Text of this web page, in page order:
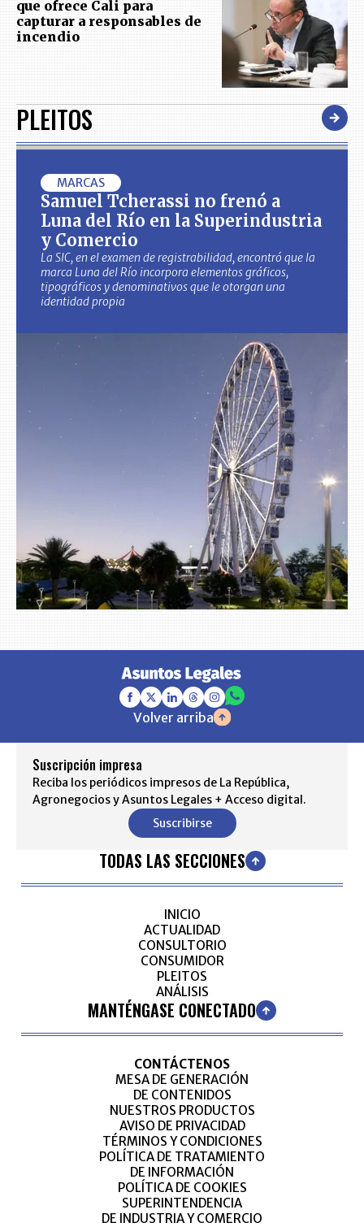
que ofrece Cali para
capturar a responsables de
incendio
PLEITOS
MARCAS
Samuel Tcherassi no frenó a
Luna del Río en la Superindustria
y Comercio
La SIC, en el examen de registrabilidad, encontró que la
marca Luna del Río incorpora elementos gráficos,
tipográficos y denominativos que le otorgan una
identidad propia
Volver arriba
Suscripción impresa
Reciba los periódicos impresos de La República,
Agronegocios y Asuntos Legales + Acceso digital.
Suscribirse
TODAS LAS SECCIONES
INICIO
ACTUALIDAD
CONSULTORIO
CONSUMIDOR
PLEITOS
ANÁLISIS
MANTÉNGASE CONECTADO
CONTÁCTENOS
MESA DE GENERACIÓN
DE CONTENIDOS
NUESTROS PRODUCTOS
AVISO DE PRIVACIDAD
TÉRMINOS Y CONDICIONES
POLÍTICA DE TRATAMIENTO
DE INFORMACIÓN
POLÍTICA DE COOKIES
SUPERINTENDENCIA
DE INDUSTRIA Y COMERCIO